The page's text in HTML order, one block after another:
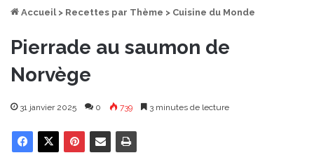
Accueil > Recettes par Thème > Cuisine du Monde
Pierrade au saumon de
Norvège
31 janvier 2025 0 739 3 minutes de lecture